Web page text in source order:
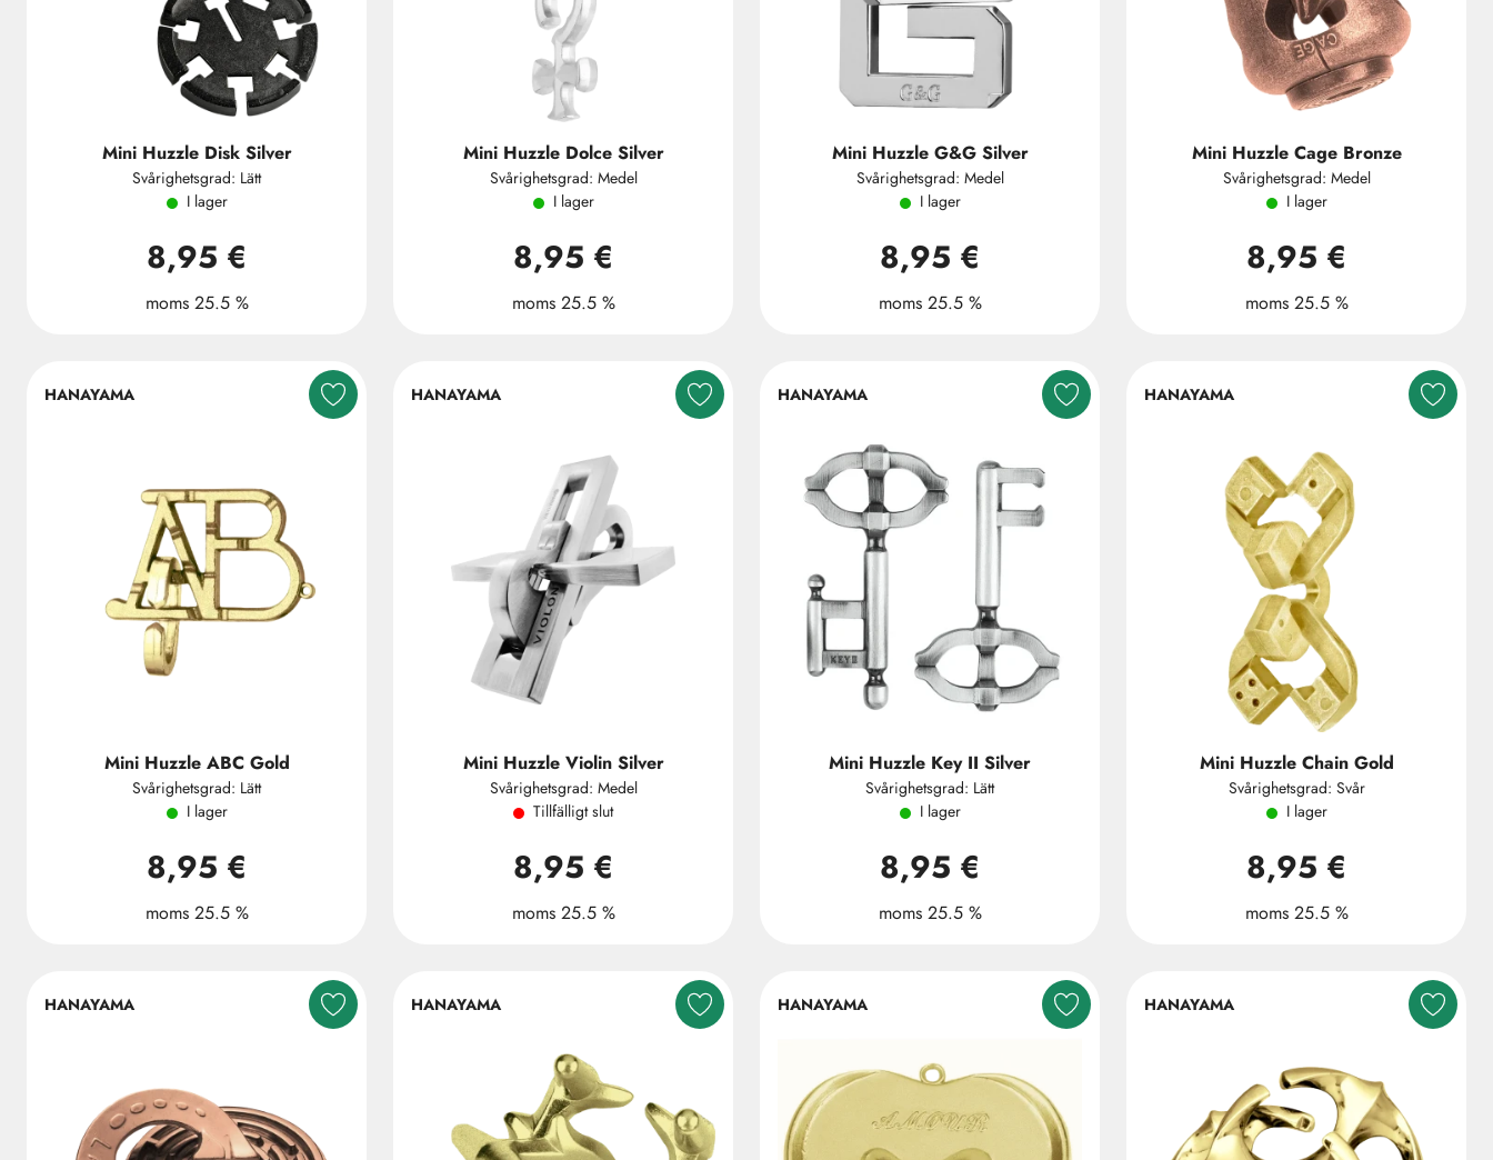
Mini Huzzle Disk Silver
Svårighetsgrad: Lätt
I lager
8,95 €
moms 25.5 %
Mini Huzzle Dolce Silver
Svårighetsgrad: Medel
I lager
8,95 €
moms 25.5 %
Mini Huzzle G&G Silver
Svårighetsgrad: Medel
I lager
8,95 €
moms 25.5 %
Mini Huzzle Cage Bronze
Svårighetsgrad: Medel
I lager
8,95 €
moms 25.5 %
HANAYAMA
Mini Huzzle ABC Gold
Svårighetsgrad: Lätt
I lager
8,95 €
moms 25.5 %
HANAYAMA
Mini Huzzle Violin Silver
Svårighetsgrad: Medel
Tillfälligt slut
8,95 €
moms 25.5 %
HANAYAMA
Mini Huzzle Key II Silver
Svårighetsgrad: Lätt
I lager
8,95 €
moms 25.5 %
HANAYAMA
Mini Huzzle Chain Gold
Svårighetsgrad: Svår
I lager
8,95 €
moms 25.5 %
HANAYAMA HANAYAMA HANAYAMA HANAYAMA